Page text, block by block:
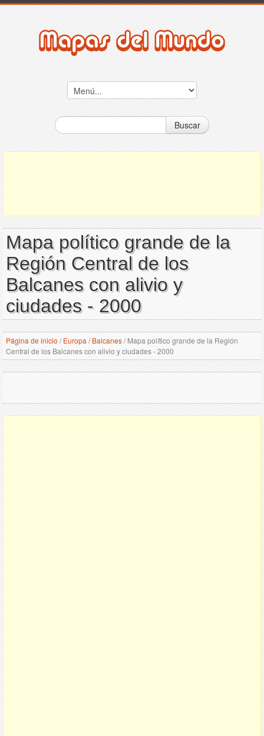
Buscar
Mapa político grande de la
Región Central de los
Balcanes con alivio y
ciudades - 2000
Página de inicio / Europa / Balcanes/Mapa político grande de la Región
Central de los Balcanes con alivio y ciudades - 2000